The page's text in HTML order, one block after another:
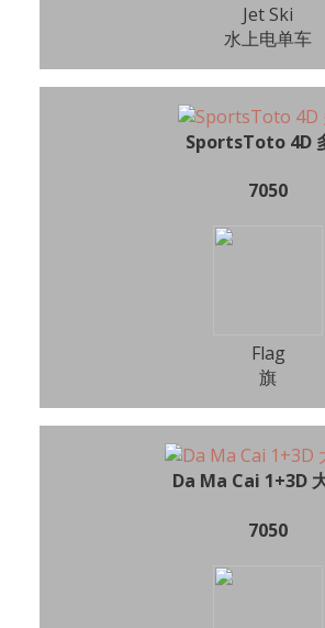
Jet Ski
水上电单车
SportsToto 4D
7050
Flag
旗
Da Ma Cai 1+3D
7050